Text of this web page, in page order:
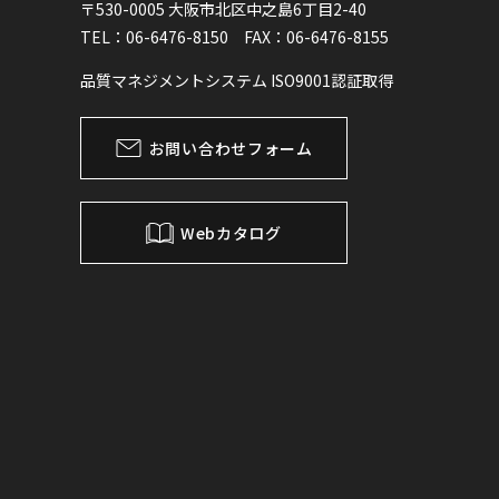
〒530-0005 大阪市北区中之島6丁目2-40
TEL：06-6476-8150 FAX：06-6476-8155
品質マネジメントシステム ISO9001認証取得
お問い合わせフォーム
Webカタログ